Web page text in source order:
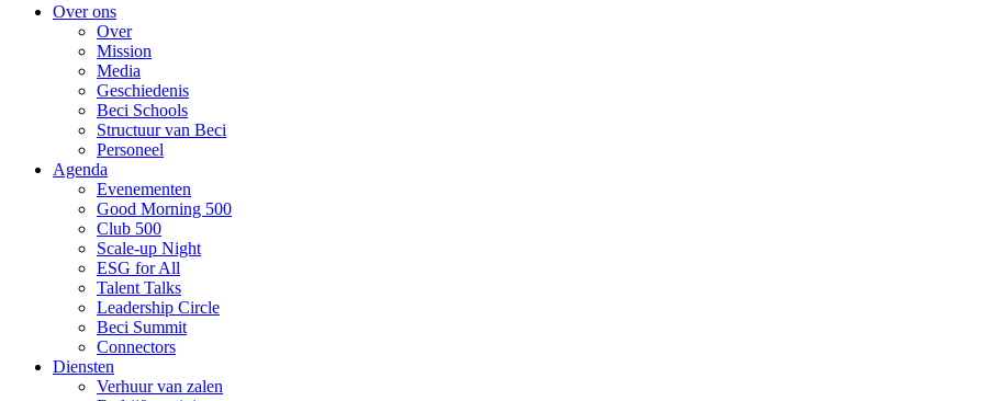
Over ons
Over
Mission
Media
Geschiedenis
Beci Schools
Structuur van Beci
Personeel
Agenda
Evenementen
Good Morning 500
Club 500
Scale-up Night
ESG for All
Talent Talks
Leadership Circle
Beci Summit
Connectors
Diensten
Verhuur van zalen